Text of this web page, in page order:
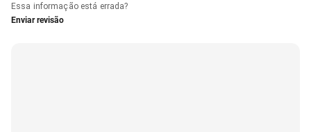
Essa informação está errada?
Enviar revisão